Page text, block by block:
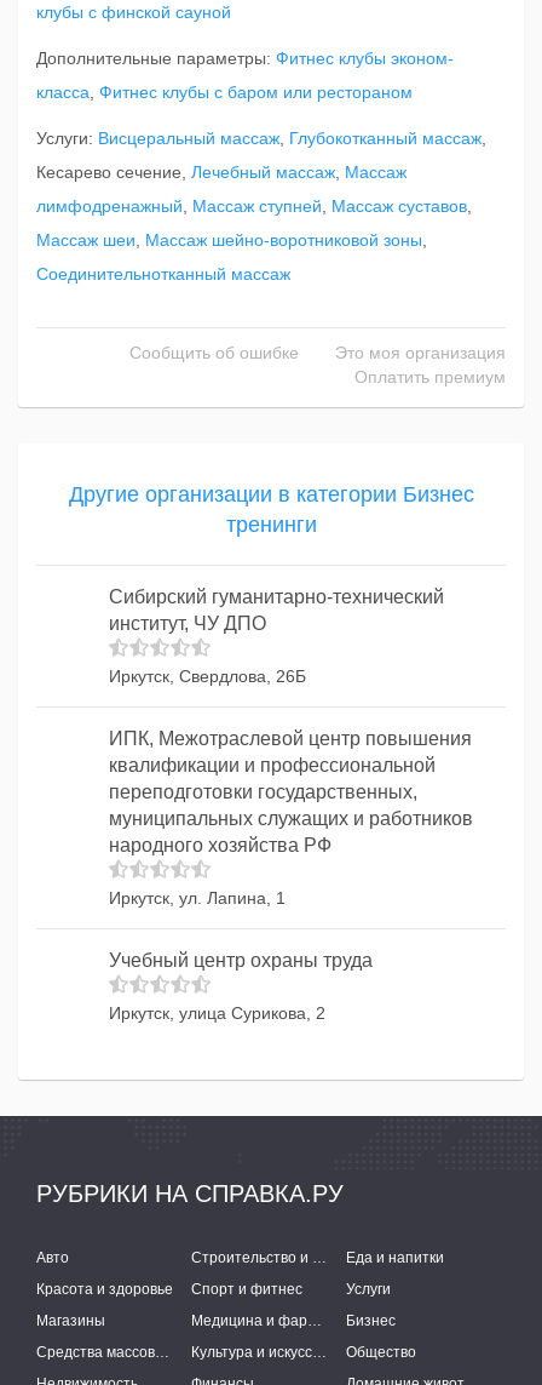
клубы с финской сауной
Дополнительные параметры: Фитнес клубы эконом-
класса Фитнес клубы с баром или рестораном
Услуги: Висцеральный массаж Глубокотканный массаж
Кесарево сечение, Лечебный массаж Массаж
лимфодренажный
Массаж ступней Массаж суставов
Массаж шеи
Массаж шейно-воротниковой зоны
Соединительнотканный массаж
Сообщить об ошибке
Это моя организация
Оплатить премиум
Другие организации в категории Бизнес
тренинги
Сибирский гуманитарно-технический
институт, ЧУ ДПО
Иркутск, Свердлова, 26Б
ИПК, Межотраслевой центр повышения
квалификации и профессиональной
переподготовки государственных,
муниципальных служащих и работников
народного хозяйства РФ
Иркутск, ул. Лапина, 1
Учебный центр охраны труда
Иркутск, улица Сурикова, 2
РУБРИКИ НА СПРАВКА.РУ
Авто Строительство и ремонт
Еда и напитки
Красота и здоровье
Спорт и фитнес
Услуги
Магазины
Медицина и фармацевтика
Бизнес
Средства массовой информации
Культура и искусство
Общество